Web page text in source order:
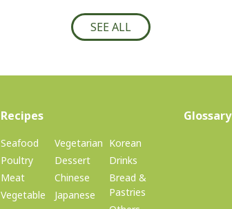
SEE ALL
Recipes(current)
Seafood
Poultry
Meat
Vegetable
Vegetarian
Dessert
Chinese
Japanese
Korean
Drinks
Bread &
Pastries
Glossary